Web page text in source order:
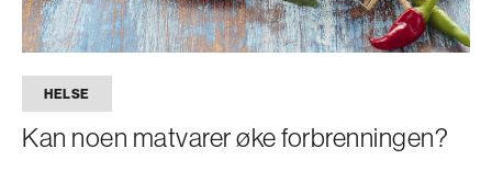
HELSE
Kan noen matvarer øke forbrenningen?